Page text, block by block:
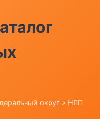
округ » НПП